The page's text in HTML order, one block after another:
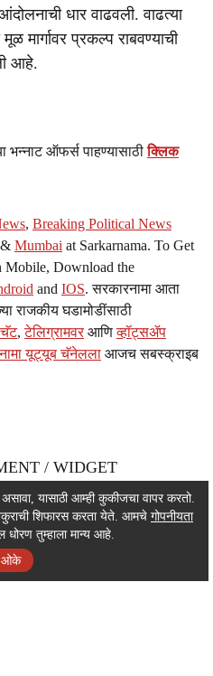
धार वाढवली. वाढत्या
मार्गावर प्रकल्प राबवण्याची
आहे.
भन्नाट ऑफर्स पाहण्यासाठीक्लिक
, Breaking Political News
& Mumbai at Sarkarnama. To Get
Mobile, Download the
and IOS. सरकारनामा आता
राजकीय घडामोडींसाठी
,टेलिग्रामवर आणिव्हॉट्सॲप
यूट्यूब चॅनेलला आजच सबस्क्राइब
/ WIDGET
/ WIDGET
/ WIDGET
यासाठी आम्ही कुकीजचा वापर करतो.
शिफारस करता येते. आमचे गोपनीयता
धोरण तुम्हाला मान्य आहे.
ओके